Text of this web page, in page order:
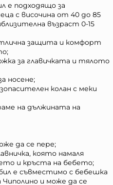
е подходящо за
с височина от 40 до 85
възраст 0-15
защита и комфорт
за главичката и тялото
носене;
колан с меки
на дължината на
да се пере;
която намаля
и кръста на бебето;
е съвместимо с бебешка
Чиполино и може да се